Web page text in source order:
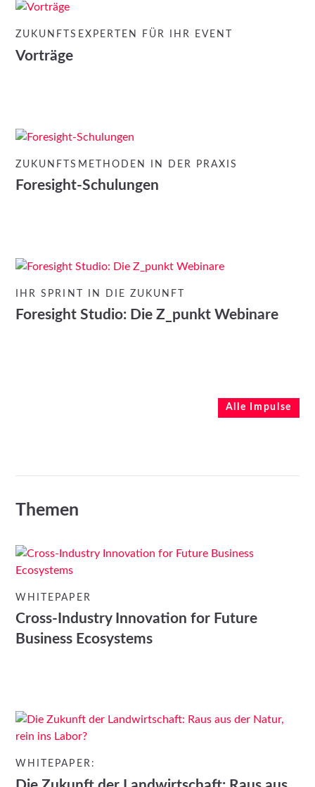
ZUKUNFTSEXPERTEN FÜR IHR EVENT
Vorträge
ZUKUNFTSMETHODEN IN DER PRAXIS
Foresight-Schulungen
IHR SPRINT IN DIE ZUKUNFT
Foresight Studio: Die Z_punkt Webinare
Alle Impulse
Themen
WHITEPAPER
Cross-Industry Innovation for Future
Business Ecosystems
WHITEPAPER: